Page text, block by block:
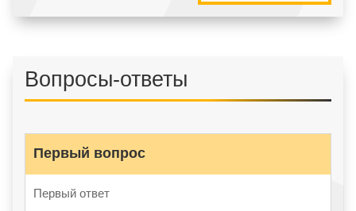
Вопросы-ответы
Первый вопрос
Первый ответ